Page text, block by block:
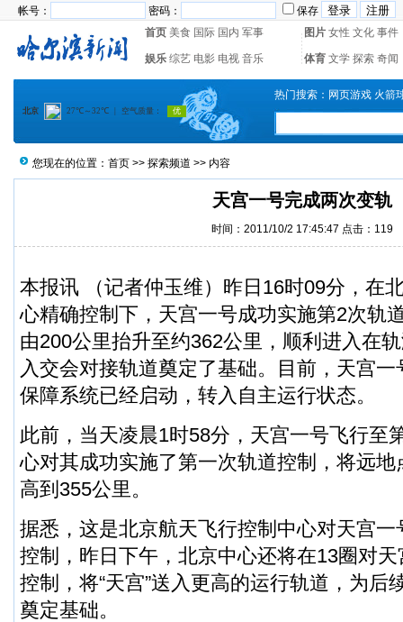
帐号： 密码：
保存
首页 美食 国际 国内 军事 图片 女性 文化 事件
娱乐 综艺 电影 电视 音乐 体育 文学 探索 奇闻
热门搜索： 网页游戏 火箭
您现在的位置： 首页 >> 探索频道 >> 内容
天宫一号完成两次变轨
时间：2011/10/2 17:45:47 点击： 119
本报讯 （记者仲玉维）昨日16时09分，在
心精确控制下，天宫一号成功实施第2次轨
由200公里抬升至约362公里，顺利进入在
入交会对接轨道奠定了基础。目前，天宫
保障系统已经启动，转入自主运行状态。
此前，当天凌晨1时58分，天宫一号飞行至
心对其成功实施了第一次轨道控制，将远
高到355公里。
据悉，这是北京航天飞行控制中心对天宫
控制，昨日下午，北京中心还将在13圈对
控制，将“天宫”送入更高的运行轨道，为后
奠定基础。